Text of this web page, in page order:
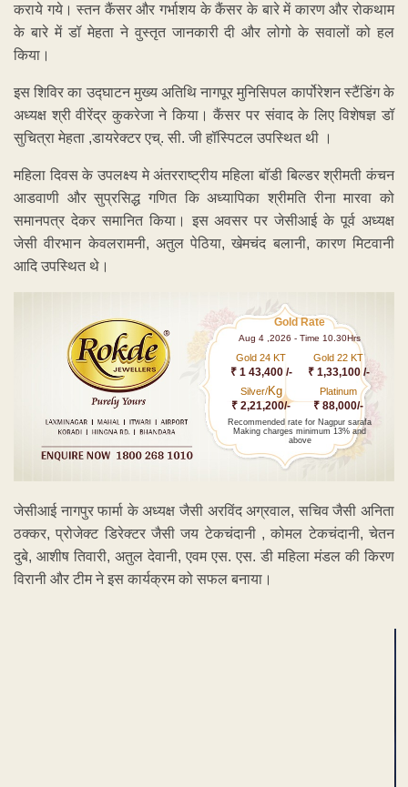
कराये गये। स्तन कैंसर और गर्भाशय के कैंसर के बारे में कारण और रोकथाम
के बारे में डॉ मेहता ने वुस्तृत जानकारी दी और लोगो के सवालों को हल
किया।
इस शिविर का उद्घाटन मुख्य अतिथि नागपूर मुनिसिपल कार्पोरेशन स्टैंडिंग के
अध्यक्ष श्री वीरेंद्र कुकरेजा ने किया। कैंसर पर संवाद के लिए विशेषज्ञ डॉ
सुचित्रा मेहता ,डायरेक्टर एच्. सी. जी हॉस्पिटल उपस्थित थी ।
महिला दिवस के उपलक्ष्य मे अंतरराष्ट्रीय महिला बॉडी बिल्डर श्रीमती कंचन
आडवाणी और सुप्रसिद्ध गणित कि अध्यापिका श्रीमति रीना मारवा को
समानपत्र देकर समानित किया। इस अवसर पर जेसीआई के पूर्व अध्यक्ष
जेसी वीरभान केवलरामनी, अतुल पेठिया, खेमचंद बलानी, कारण मिटवानी
आदि उपस्थित थे।
Gold Rate
Aug 4 ,2026 - Time 10.30Hrs
Gold 24 KT
₹ 1 43,400 /-
Gold 22 KT
₹ 1,33,100 /-
Silver/Kg
₹ 2,21,200/-
Platinum
₹ 88,000/-
Recommended rate for Nagpur sarafa
Making charges minimum 13% and
above
जेसीआई नागपुर फार्मा के अध्यक्ष जैसी अरविंद अग्रवाल, सचिव जैसी अनिता
ठक्कर, प्रोजेक्ट डिरेक्टर जैसी जय टेकचंदानी , कोमल टेकचंदानी, चेतन
दुबे, आशीष तिवारी, अतुल देवानी, एवम एस. एस. डी महिला मंडल की किरण
विरानी और टीम ने इस कार्यक्रम को सफल बनाया।